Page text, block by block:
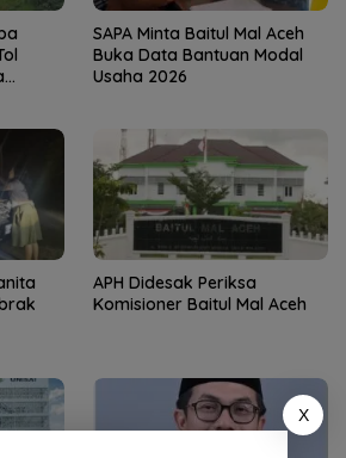
SAPA Minta Baitul Mal Aceh
Buka Data Bantuan Modal
Usaha 2026
APH Didesak Periksa
Komisioner Baitul Mal Aceh
X